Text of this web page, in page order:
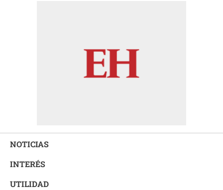
NOTICIAS
INTERÉS
UTILIDAD